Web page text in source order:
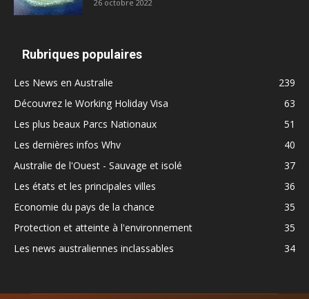
26 octobre 2022
Rubriques populaires
Les News en Australie
239
Découvrez le Working Holiday Visa
63
Les plus beaux Parcs Nationaux
51
Les dernières infos Whv
40
Australie de l'Ouest - Sauvage et isolé
37
Les états et les principales villes
36
Economie du pays de la chance
35
Protection et atteinte à l'environnement
35
Les news australiennes inclassables
34